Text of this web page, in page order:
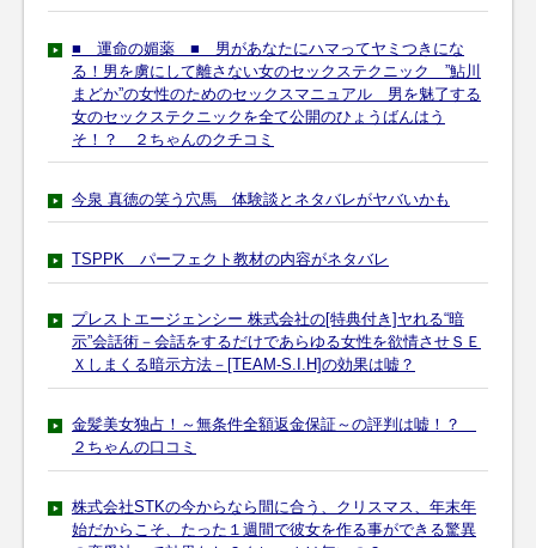
■ 運命の媚薬 ■ 男があなたにハマってヤミつきにな
る！男を虜にして離さない女のセックステクニック ”鮎川
まどか”の女性のためのセックスマニュアル 男を魅了する
女のセックステクニックを全て公開のひょうばんはう
そ！？ ２ちゃんのクチコミ
今泉 真徳の笑う穴馬 体験談とネタバレがヤバいかも
TSPPK パーフェクト教材の内容がネタバレ
プレストエージェンシー 株式会社の[特典付き]ヤれる“暗
示”会話術－会話をするだけであらゆる女性を欲情させＳＥ
Ｘしまくる暗示方法－[TEAM-S.I.H]の効果は嘘？
金髪美女独占！～無条件全額返金保証～の評判は嘘！？
２ちゃんの口コミ
株式会社STKの今からなら間に合う、クリスマス、年末年
始だからこそ、たった１週間で彼女を作る事ができる驚異